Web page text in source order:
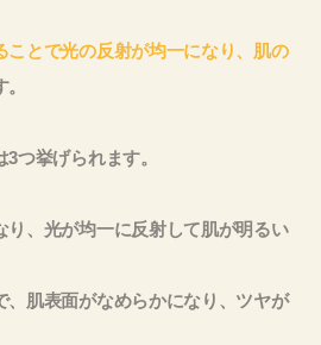
ことで光の反射が均一になり、肌の
つ挙げられます。
り、光が均一に反射して肌が明るい
、肌表面がなめらかになり、ツヤが